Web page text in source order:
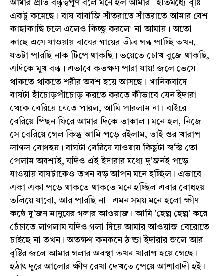
আমার প্রতি বন্ধুত্বপূর্ণ বলে মনে হল আমার। ইতিমধ্যে বৃষ্টি
একটু কমেছে। বাঘ বাবাজি সাঁতরাতে সাঁতরাতে আমার বেশ
কাছাকাছি চলে এলেও কিচ্ছু করলো না আমায়। অতো
কাছে এসে যাওয়ায় বাঘের গায়ের তীব্র গন্ধ পাচ্ছি তখন,
যতটা পারছি নাক টিপে থাকছি। ভয়েতে চোখ বুজে থাকছি,
এদিকে মুখ বন্ধ। এভাবে কতক্ষণ পারা যায়! জলে ভেসে
থাকতে থাকতে শরীর অবশ হয়ে আসছে। খানিকবাদে
বাঘটা হাঁচোড়পাঁচোড় করতে করতে কীভাবে যেন ইঁদারা
থেকে বেরিয়ে যেতে পারল, আমি পারলাম না। বাইরে
বেরিয়ে পিছন ফিরে আমার দিকে তাকাল। মনে হল, নিজে
সে বেরিয়ে গেল কিন্তু আমি পড়ে রইলাম, তাই ওর খারাপ
লাগল বোধহয়। বাঘটা বেরিয়ে যাওয়ায় কিছুটা স্বস্তি তো
পেলাম অবশ্যই, যদিও এই ইঁদারার মধ্যে দু'জনই পড়ে
যাওয়ায় বাঘটাকেও তখন বড় আপন মনে হচ্ছিল। এভাবে
একা একা পড়ে থাকতে থাকতে মনে হচ্ছিল এবার বোধহয়
তলিয়ে যাবো, আর পারছি না। এমন সময় মনে হলো ক্ষীণ
কন্ঠে দু'জন মানুষের গলার আওয়াজ। আমি 'হেল্প হেল্প' করে
চেঁচাতে লাগলাম যদিও গলা দিয়ে আমার আওয়াজ বেরোতে
চাইছে না তখন। অতক্ষণ কনকনে ঠান্ডা ইঁদারার জলে আর
বৃষ্টির জলে আমার গলার অবস্থা তখন খারাপ হয়ে গেছে।
হঠাৎ দূরে আলোর ক্ষীণ রেখা দেখতে পেয়ে আশাবাদী হই।